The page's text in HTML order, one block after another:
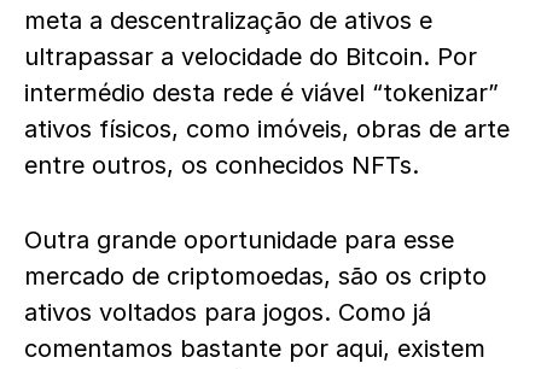
meta a descentralização de ativos e
ultrapassar a velocidade do Bitcoin. Por
intermédio desta rede é viável “tokenizar”
ativos físicos, como imóveis, obras de arte
entre outros, os conhecidos NFTs.
Outra grande oportunidade para esse
mercado de criptomoedas, são os cripto
ativos voltados para jogos. Como já
comentamos bastante por aqui, existem